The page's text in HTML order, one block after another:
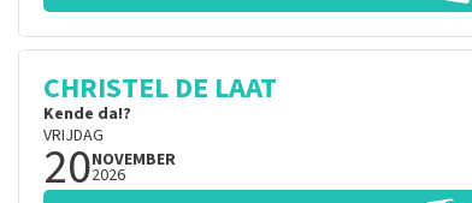
CHRISTEL DE LAAT
Kende da!?
VRIJDAG
20NOVEMBER
2026